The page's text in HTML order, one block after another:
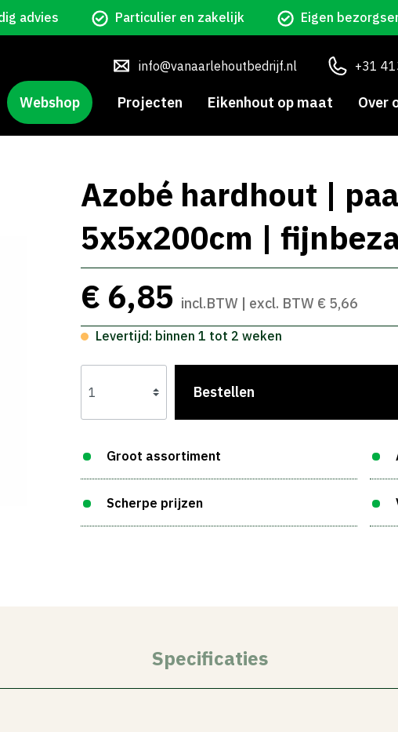
advies Particulier en zakelijk Eigen
info@vanaarlehoutbedrijf.nl +31
Webshop Projecten Eikenhout op maat Over
Azobé hardhout |
5x5x200cm |
€ 6,85 incl.BTW | excl. BTW € 5,66
Levertijd: binnen 1 tot 2 weken
Bestellen
Groot assortiment
Scherpe prijzen
Specificaties